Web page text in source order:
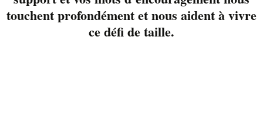
(basse) depuis presque
20 ans! C’est une
touchent profondément et nous aident à vivre
ce défi de taille.